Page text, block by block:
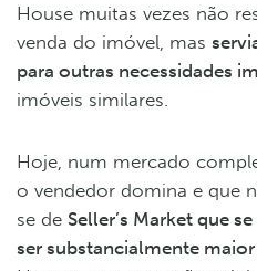
House muitas vezes não
venda do imóvel, mas
para outras necessidades
imóveis similares.
Hoje, num mercado
o vendedor domina e que
se de Seller’s Market que
ser substancialmente